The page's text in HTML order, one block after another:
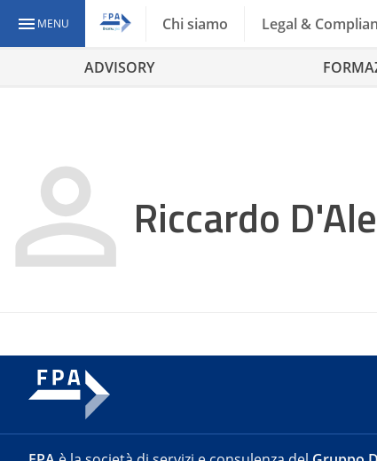
MENU Chi siamo Legal &
ADVISORY
Riccardo